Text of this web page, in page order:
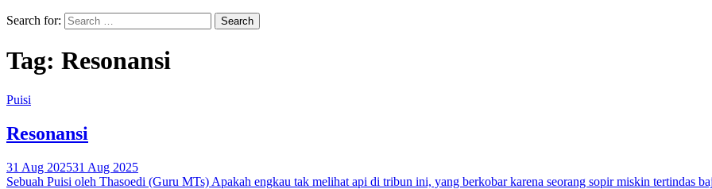
Search for:
Tag: Resonansi
Puisi
Resonansi
31 Aug 202531 Aug 2025
Sebuah Puisi oleh Thasoedi (Guru MTs) Apakah engkau tak melihat api di tribun ini, yang berkobar karena seorang sopir miskin tertindas